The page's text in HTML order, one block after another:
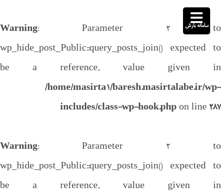
Warning: Parameter 2 to
wp_hide_post_Public::query_posts_join() expected to
be a reference, value given in
/home/masirta1/baresh.masirtalabe.ir/wp-
includes/class-wp-hook.php on line 287
Warning: Parameter 2 to
wp_hide_post_Public::query_posts_join() expected to
be a reference, value given in
سامانه بارش